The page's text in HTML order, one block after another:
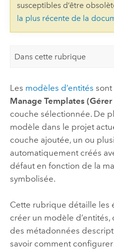
susceptibles d’être
la plus récente de la
Dans cette rubrique
Les modèles d’entités
Manage Templates
couche sélectionnée. De
modèle dans le projet
couche ajoutée, un ou
automatiquement créés
défaut en fonction de la
symbolisée.
Cette rubrique détaille les
créer un modèle
des métadonnées
savoir comment